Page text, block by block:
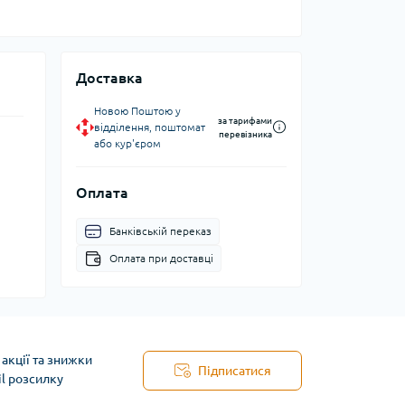
Доставка
Новою Поштою у
відділення, поштомат
або кур'єром
за тарифами
перевізника
Оплата
Банківській переказ
Оплата при доставці
та знижки
розсилку
Підписатися